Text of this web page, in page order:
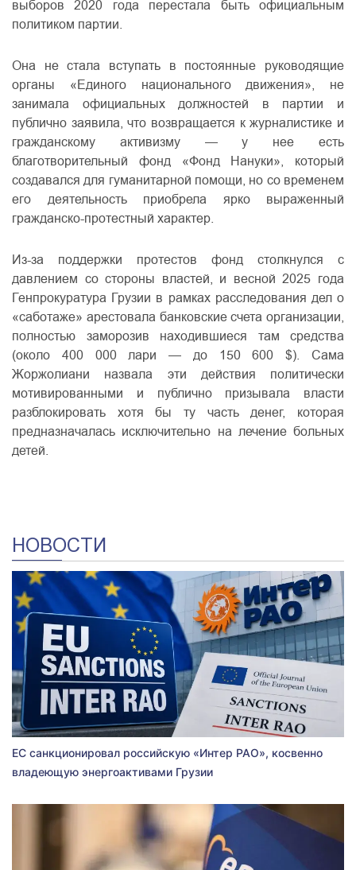
выборов 2020 года перестала быть официальным
политиком партии.
Она не стала вступать в постоянные руководящие
органы «Единого национального движения», не
занимала официальных должностей в партии и
публично заявила, что возвращается к журналистике и
гражданскому активизму — у нее есть
благотворительный фонд «Фонд Нануки», который
создавался для гуманитарной помощи, но со временем
его деятельность приобрела ярко выраженный
гражданско-протестный характер.
Из-за поддержки протестов фонд столкнулся с
давлением со стороны властей, и весной 2025 года
Генпрокуратура Грузии в рамках расследования дел о
«саботаже» арестовала банковские счета организации,
полностью заморозив находившиеся там средства
(около 400 000 лари — до 150 600 $). Сама
Жоржолиани назвала эти действия политически
мотивированными и публично призывала власти
разблокировать хотя бы ту часть денег, которая
предназначалась исключительно на лечение больных
детей.
НОВОСТИ
ЕС санкционировал российскую «Интер РАО», косвенно
владеющую энергоактивами Грузии